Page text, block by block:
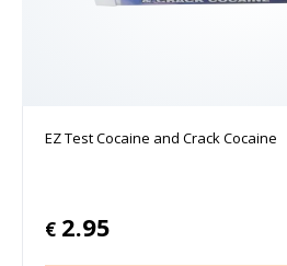
EZ Test Cocaine and Crack Cocaine
€ 2.95